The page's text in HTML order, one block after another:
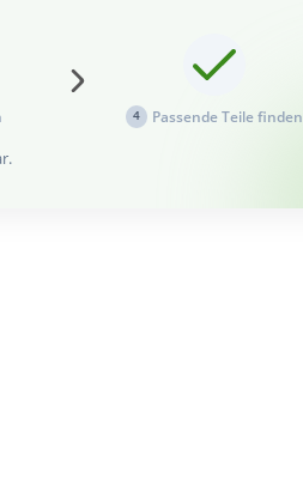
4 Passende Teile finden